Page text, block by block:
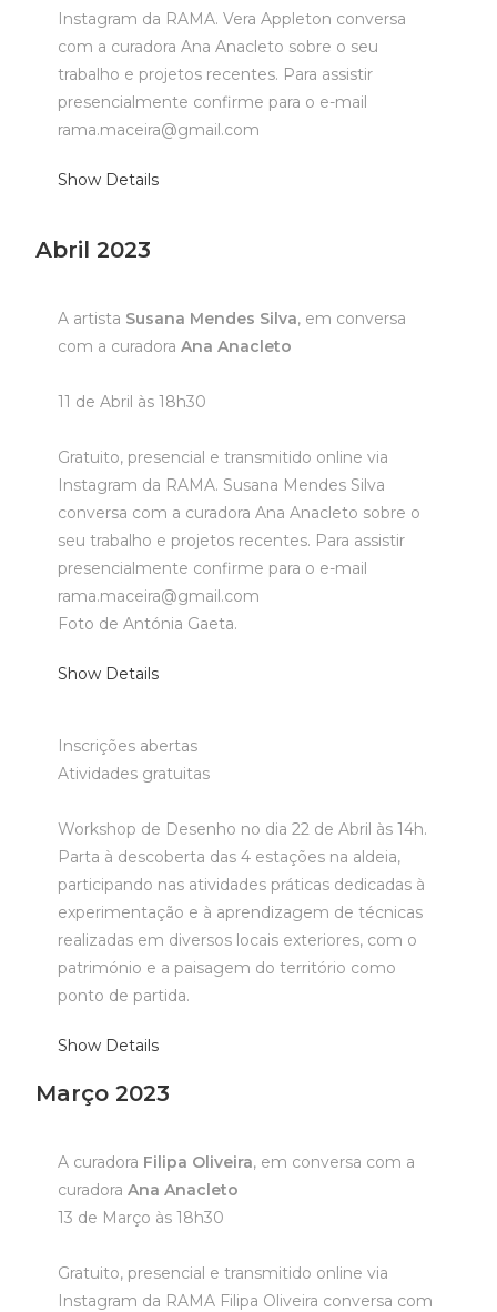
Instagram da RAMA. Vera Appleton conversa
com a curadora Ana Anacleto sobre o seu
trabalho e projetos recentes. Para assistir
presencialmente confirme para o e-mail
rama.maceira@gmail.com
Show Details
Abril 2023
A artista Susana Mendes Silva, em conversa
com a curadoraAna Anacleto
11 de Abril às 18h30
Gratuito, presencial e transmitido online via
Instagram da RAMA. Susana Mendes Silva
conversa com a curadora Ana Anacleto sobre o
seu trabalho e projetos recentes. Para assistir
presencialmente confirme para o e-mail
rama.maceira@gmail.com
Foto de Antónia Gaeta.
Show Details
Inscrições abertas
Atividades gratuitas
Workshop de Desenho no dia 22 de Abril às 14h.
Parta à descoberta das 4 estações na aldeia,
participando nas atividades práticas dedicadas à
experimentação e à aprendizagem de técnicas
realizadas em diversos locais exteriores, com o
património e a paisagem do território como
ponto de partida.
Show Details
Março 2023
A curadora Filipa Oliveira, em conversa com a
curadoraAna Anacleto
13 de Março às 18h30
Gratuito, presencial e transmitido online via
Instagram da RAMA Filipa Oliveira conversa com